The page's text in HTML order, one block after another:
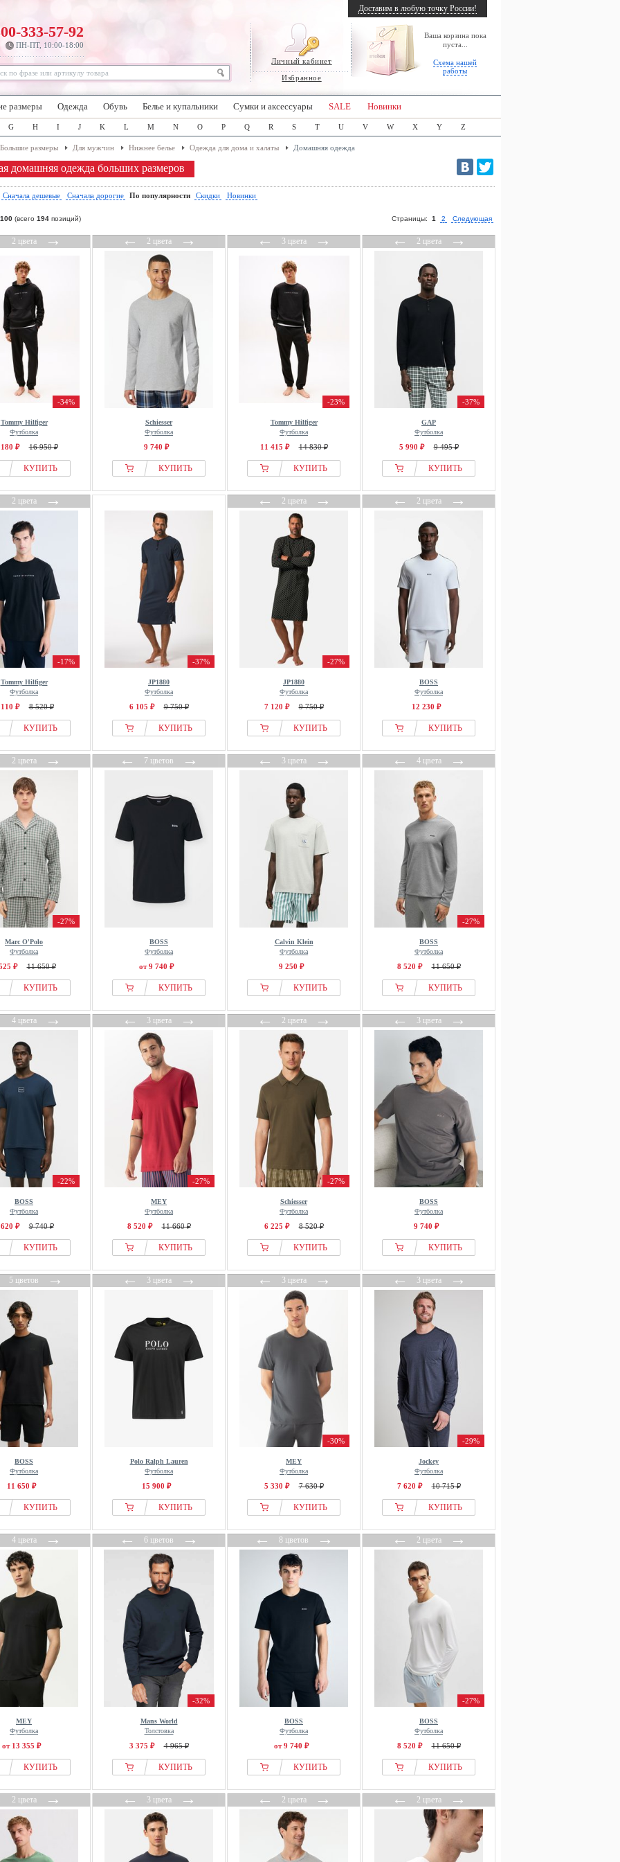
Личный кабинет
Избранное
Ваша корзина пока
пуста...
Схема нашей
работы
333-57-92
ПН-ПТ, 10:00-18:00
Доставим в любую точку России!
размеры Одежда Обувь Белье и купальники Сумки и аксессуары SALE Новинки
G H I J K L M N O P Q R S T U V W X Y Z
Большие размеры Для мужчин Нижнее белье Одежда для дома и халаты Домашняя одежда
домашняя одежда больших размеров
Сначала дешевые Сначала дорогие По популярности Скидки Новинки
100 (всего 194 позиций) Страницы: 1 2 Следующая
2 цвета→
-34%
Tommy Hilfiger
Футболка
₽ 16 950 ₽
КУПИТЬ
←2 цвета→
Schiesser
Футболка
9 740 ₽
КУПИТЬ
←3 цвета→
-23%
Tommy Hilfiger
Футболка
11 415 ₽ 14 830 ₽
КУПИТЬ
←2 цвета→
-37%
GAP
Футболка
5 990 ₽ 9 495 ₽
КУПИТЬ
2 цвета→
-17%
Tommy Hilfiger
Футболка
₽ 8 520 ₽
КУПИТЬ
-37%
JP1880
Футболка
6 105 ₽ 9 750 ₽
КУПИТЬ
←2 цвета→
-27%
JP1880
Футболка
7 120 ₽ 9 750 ₽
КУПИТЬ
←2 цвета→
BOSS
Футболка
12 230 ₽
КУПИТЬ
2 цвета→
-27%
Marc O'Polo
Футболка
₽ 11 650 ₽
КУПИТЬ
←7 цветов→
BOSS
Футболка
от 9 740 ₽
КУПИТЬ
←3 цвета→
Calvin Klein
Футболка
9 250 ₽
КУПИТЬ
←4 цвета→
-27%
BOSS
Футболка
8 520 ₽ 11 650 ₽
КУПИТЬ
4 цвета→
-22%
BOSS
Футболка
₽ 9 740 ₽
КУПИТЬ
←3 цвета→
-27%
MEY
Футболка
8 520 ₽ 11 660 ₽
КУПИТЬ
←2 цвета→
-27%
Schiesser
Футболка
6 225 ₽ 8 520 ₽
КУПИТЬ
←3 цвета→
BOSS
Футболка
9 740 ₽
КУПИТЬ
5 цветов→
BOSS
Футболка
11 650 ₽
КУПИТЬ
←3 цвета→
Polo Ralph Lauren
Футболка
15 900 ₽
КУПИТЬ
←3 цвета→
-30%
MEY
Футболка
5 330 ₽ 7 630 ₽
КУПИТЬ
←3 цвета→
-29%
Jockey
Футболка
7 620 ₽ 10 715 ₽
КУПИТЬ
4 цвета→
MEY
Футболка
от 13 355 ₽
КУПИТЬ
←6 цветов→
-32%
Mans World
Толстовка
3 375 ₽ 4 965 ₽
КУПИТЬ
←8 цветов→
BOSS
Футболка
от 9 740 ₽
КУПИТЬ
←2 цвета→
-27%
BOSS
Футболка
8 520 ₽ 11 650 ₽
КУПИТЬ
2 цвета→ ←3 цвета→ ←2 цвета→ ←2 цвета→